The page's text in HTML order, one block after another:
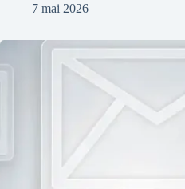
7 mai 2026